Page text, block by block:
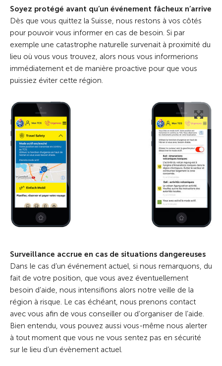
Soyez protégé avant qu’un événement fâcheux n’arrive
Dès que vous quittez la Suisse, nous restons à vos côtés
pour pouvoir vous informer en cas de besoin. Si par
exemple une catastrophe naturelle survenait à proximité du
lieu où vous vous trouvez, alors nous vous informerions
immédiatement et de manière proactive pour que vous
puissiez éviter cette région.
Surveillance accrue en cas de situations dangereuses
Dans le cas d’un événement actuel, si nous remarquons, du
fait de votre position, que vous avez éventuellement
besoin d’aide, nous intensifions alors notre veille de la
région à risque. Le cas échéant, nous prenons contact
avec vous afin de vous conseiller ou d’organiser de l’aide.
Bien entendu, vous pouvez aussi vous-même nous alerter
à tout moment que vous ne vous sentez pas en sécurité
sur le lieu d’un évènement actuel.